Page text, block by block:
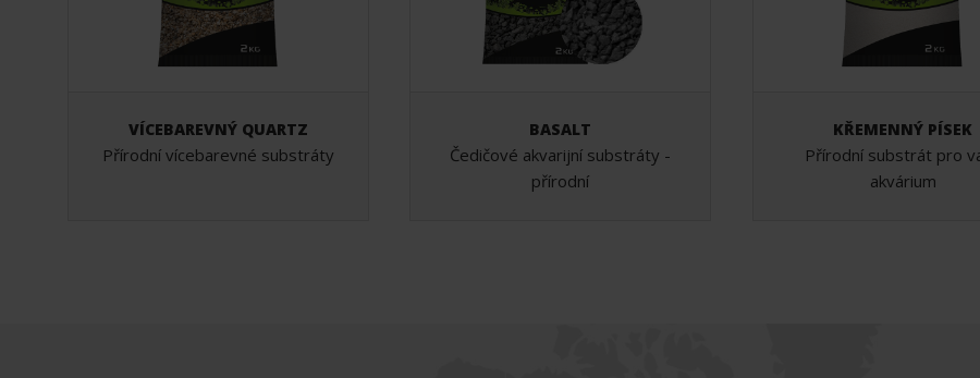
VÍCEBAREVNÝ QUARTZ
Přírodní vícebarevné substráty
BASALT
Čedičové akvarijní substráty -
přírodní
KŘEMENNÝ PÍSEK
Přírodní substrát pro
akvárium